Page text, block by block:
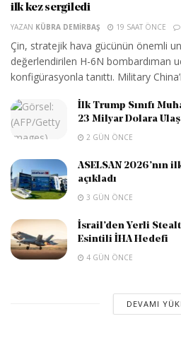
ilk kez sergiledi
YAZAN KÜBRA DEMIRBAŞ 19 SAAT ÖNCE
Çin, stratejik hava gücünün önemli
değerlendirilen H-6N bombardıman
konfigürasyonla tanıttı. Military
İlk Trump Sınıfı
23 Milyar Dolara
2 GÜN ÖNCE
ASELSAN 2026’nın
açıkladı
3 GÜN ÖNCE
İsrail’den Yerli
Esintili İHA Hedefi
4 GÜN ÖNCE
DEVAMI